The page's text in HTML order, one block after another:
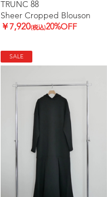
TRUNC 88
Sheer Cropped Blouson
￥7,920(税込)20%OFF
SALE